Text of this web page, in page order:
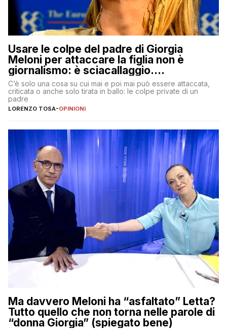
Usare le colpe del padre di Giorgia
Meloni per attaccare la figlia non è
giornalismo: è sciacallaggio.
Dimostriamo di essere diversi
C’è solo una cosa su cui mai e poi mai può essere attaccata,
criticata o anche solo tirata in ballo: le colpe private di un
padre
LORENZO TOSA-OPINIONI
Ma davvero Meloni ha “asfaltato” Letta?
Tutto quello che non torna nelle parole di
“donna Giorgia” (spiegato bene)